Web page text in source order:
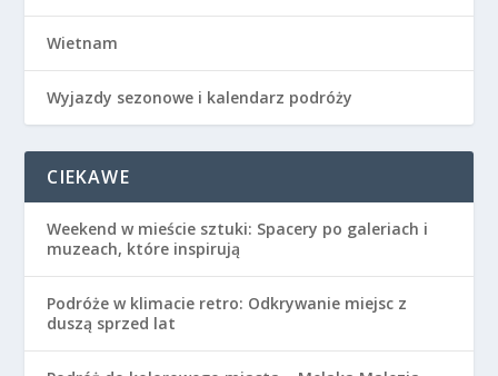
Wietnam
Wyjazdy sezonowe i kalendarz podróży
CIEKAWE
Weekend w mieście sztuki: Spacery po galeriach i
muzeach, które inspirują
Podróże w klimacie retro: Odkrywanie miejsc z
duszą sprzed lat